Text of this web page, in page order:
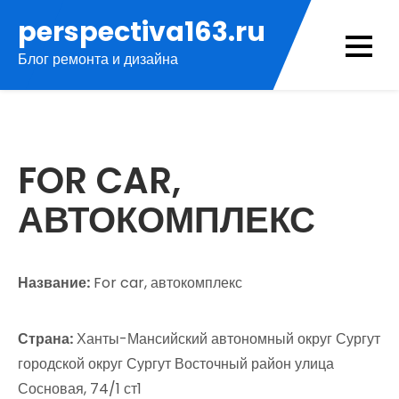
содержимому
perspectiva163.ru
Блог ремонта и дизайна
FOR CAR,
АВТОКОМПЛЕКС
Название: For car, автокомплекс
Страна:Ханты-Мансийский автономный округ Сургут
городской округ Сургут Восточный район улица
Сосновая, 74/1 ст1